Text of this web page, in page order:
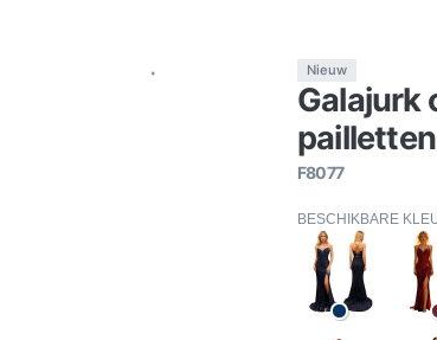
Nieuw
Galajurk
pailletten
F8077
BESCHIKBARE